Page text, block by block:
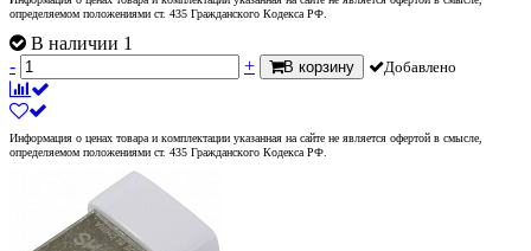
определяемом положениями ст. 435 Гражданского Кодекса РФ.
В наличии 1
-
+ В корзину Добавлено
Информация о ценах товара и комплектации указанная на сайте не является офертой в смысле,
определяемом положениями ст. 435 Гражданского Кодекса РФ.